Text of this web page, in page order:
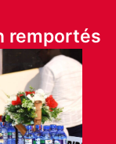
remportés